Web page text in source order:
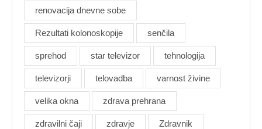
renovacija dnevne sobe
Rezultati kolonoskopije senčila
sprehod star televizor tehnologija
televizorji telovadba varnost živine
velika okna zdrava prehrana
zdravilni čaji zdravje Zdravnik